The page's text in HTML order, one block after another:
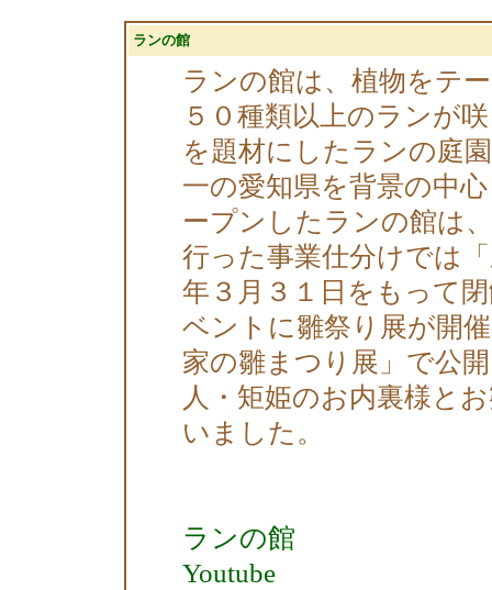
ランの館
ランの館は、植物をテ
５０種類以上のランが
を題材にしたランの庭
一の愛知県を背景の中
ープンしたランの館は
行った事業仕分けでは
年３月３１日をもって
ベントに雛祭り展が開
家の雛まつり展」で公
人・矩姫のお内裏様と
いました。
ランの館
Youtube